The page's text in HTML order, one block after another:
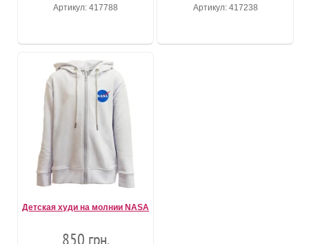
Артикул: 417788 Артикул: 417238
Детская худи на молнии NASA
850 грн.